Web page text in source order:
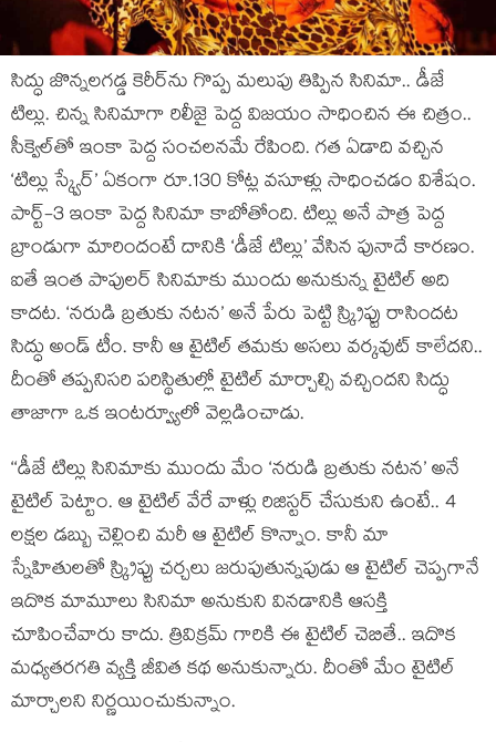
సిద్ధు జొన్నలగడ్డ కెరీర్‌ను గొప్ప మలుపు తిప్పిన సినిమా.. డీజే
టిల్లు. చిన్న సినిమాగా రిలీజై పెద్ద విజయం సాధించిన ఈ చిత్రం..
సీక్వెల్‌తో ఇంకా పెద్ద సంచలనమే రేపింది. గత ఏడాది వచ్చిన
‘టిల్లు స్క్వేర్’ ఏకంగా రూ.130 కోట్ల వసూళ్లు సాధించడం విశేషం.
పార్ట్-3 ఇంకా పెద్ద సినిమా కాబోతోంది. టిల్లు అనే పాత్ర పెద్ద
బ్రాండుగా మారిందంటే దానికి ‘డీజే టిల్లు’ వేసిన పునాదే కారణం.
ఐతే ఇంత పాపులర్ సినిమాకు ముందు అనుకున్న టైటిల్ అది
కాదట. ‘నరుడి బ్రతుకు నటన’ అనే పేరు పెట్టి స్క్రిప్టు రాసిందట
సిద్ధు అండ్ టీం. కానీ ఆ టైటిల్‌ తమకు అసలు వర్కవుట్ కాలేదని..
దీంతో తప్పనిసరి పరిస్థితుల్లో టైటిల్ మార్చాల్సి వచ్చిందని సిద్ధు
తాజాగా ఒక ఇంటర్వ్యూలో వెల్లడించాడు.
‘‘డీజే టిల్లు సినిమాకు ముందు మేం ‘నరుడి బ్రతుకు నటన’ అనే
టైటిల్ పెట్టాం. ఆ టైటిల్ వేరే వాళ్లు రిజిస్టర్ చేసుకుని ఉంటే.. 4
లక్షల డబ్బు చెల్లించి మరీ ఆ టైటిల్ కొన్నాం. కానీ మా
స్నేహితులతో స్క్రిప్టు చర్చలు జరుపుతున్నపుడు ఆ టైటిల్ చెప్పగానే
ఇదొక మామూలు సినిమా అనుకుని వినడానికి ఆసక్తి
చూపించేవారు కాదు. త్రివిక్రమ్ గారికి ఈ టైటిల్ చెబితే.. ఇదొక
మధ్యతరగతి వ్యక్తి జీవిత కథ అనుకున్నారు. దీంతో మేం టైటిల్
మార్చాలని నిర్ణయించుకున్నాం.